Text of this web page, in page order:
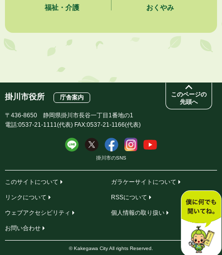
福祉・介護 おくやみ
このページの
先頭へ
掛川市役所 庁舎案内
〒436-8650 静岡県掛川市長谷一丁目1番地の1
電話:0537-21-1111(代表) FAX:0537-21-1166(代表)
掛川市のSNS
このサイトについて ガラケーサイトについて
リンクについて RSSについて
ウェブアクセシビリティ 個人情報の取り扱い
お問い合わせ
© Kakegawa City All rights Reserved.